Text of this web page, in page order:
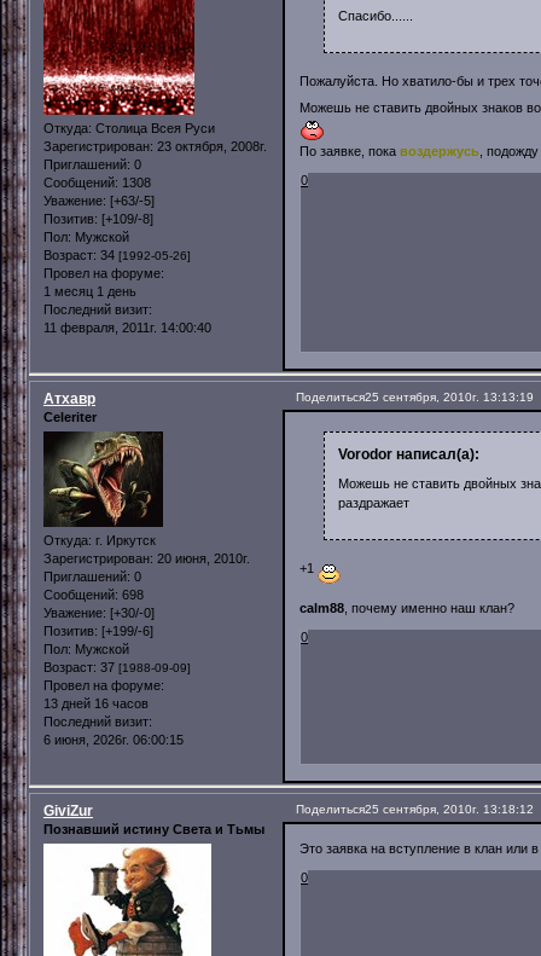
Откуда: Столица Всея Руси
Зарегистрирован: 23 октября, 2008г.
Приглашений: 0
Сообщений: 1308
Уважение: [+63/-5]
Позитив: [+109/-8]
Пол: Мужской
Возраст: 34 [1992-05-26]
Провел на форуме:
1 месяц 1 день
Последний визит:
11 февраля, 2011г. 14:00:40
Спасибо......
Пожалуйста. Но хватило-бы и трех
Можешь не ставить двойных знаков
По заявке, пока воздержусь ,
0
Поделиться25 сентября, 2010г. 13:13:19
Атхавр
Celeriter
Откуда: г. Иркутск
Зарегистрирован: 20 июня, 2010г.
Приглашений: 0
Сообщений: 698
Уважение: [+30/-0]
Позитив: [+199/-6]
Пол: Мужской
Возраст: 37 [1988-09-09]
Провел на форуме:
13 дней 16 часов
Последний визит:
6 июня, 2026г. 06:00:15
Vorodor написал(а):
Можешь не ставить двойных
раздражает
+1
calm88 , почему именно наш клан?
0
Поделиться25 сентября, 2010г. 13:18:12
GiviZur
Познавший истину Света и Тьмы
Это заявка на вступление в клан или в
0